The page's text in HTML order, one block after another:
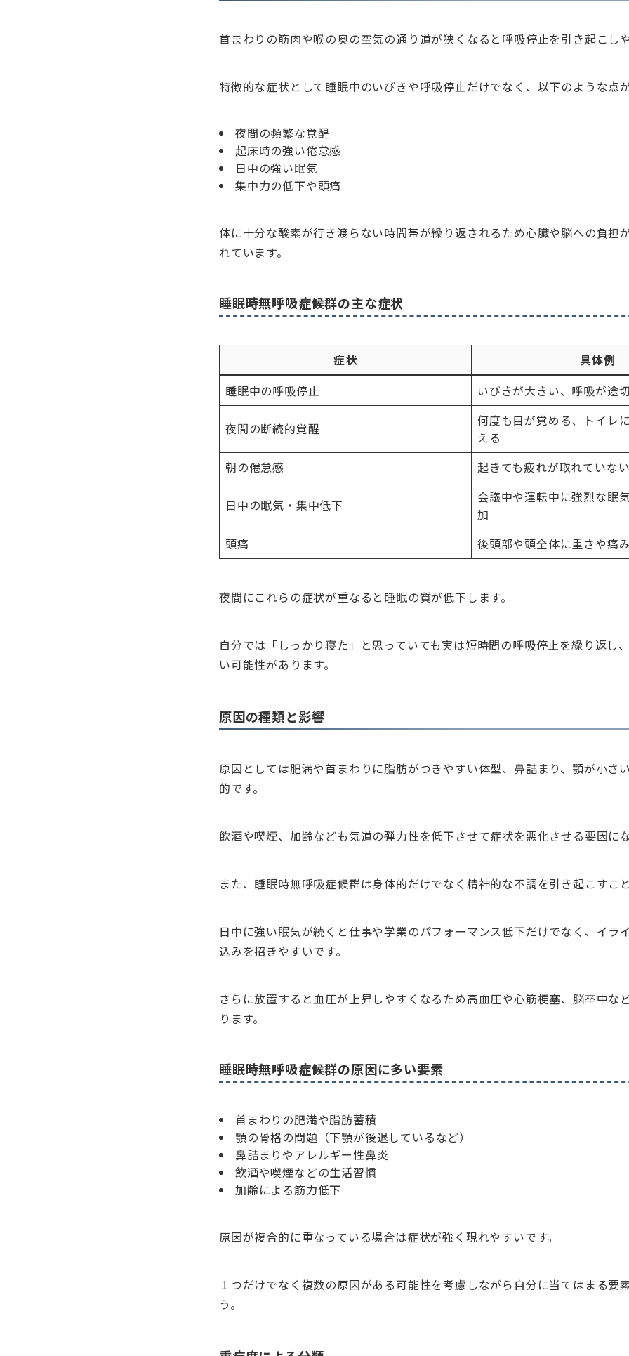
首まわりの筋肉や喉の奥の空気の通り道が狭くなると呼吸停止を引き起こし
特徴的な症状として睡眠中のいびきや呼吸停止だけでなく、以下のような点
夜間の頻繁な覚醒
起床時の強い倦怠感
日中の強い眠気
集中力の低下や頭痛
体に十分な酸素が行き渡らない時間帯が繰り返されるため心臓や脳への負担
れています。
睡眠時無呼吸症候群の主な症状
症状
具体例
睡眠中の呼吸停止
いびきが大きい、呼吸が途
夜間の断続的覚醒
何度も目が覚める、トイレ
える
朝の倦怠感
起きても疲れが取れていな
日中の眠気・集中低下
会議中や運転中に強烈な眠
加
頭痛
後頭部や頭全体に重さや痛
夜間にこれらの症状が重なると睡眠の質が低下します。
自分では「しっかり寝た」と思っていても実は短時間の呼吸停止を繰り返し
い可能性があります。
原因の種類と影響
原因としては肥満や首まわりに脂肪がつきやすい体型、鼻詰まり、顎が小さ
的です。
飲酒や喫煙、加齢なども気道の弾力性を低下させて症状を悪化させる要因に
また、睡眠時無呼吸症候群は身体的だけでなく精神的な不調を引き起こすこと
日中に強い眠気が続くと仕事や学業のパフォーマンス低下だけでなく、イラ
込みを招きやすいです。
さらに放置すると血圧が上昇しやすくなるため高血圧や心筋梗塞、脳卒中な
ります。
睡眠時無呼吸症候群の原因に多い要素
首まわりの肥満や脂肪蓄積
顎の骨格の問題（下顎が後退しているなど）
鼻詰まりやアレルギー性鼻炎
飲酒や喫煙などの生活習慣
加齢による筋力低下
原因が複合的に重なっている場合は症状が強く現れやすいです。
１つだけでなく複数の原因がある可能性を考慮しながら自分に当てはまる要
う。